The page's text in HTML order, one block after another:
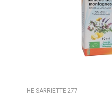
HE SARRIETTE 277